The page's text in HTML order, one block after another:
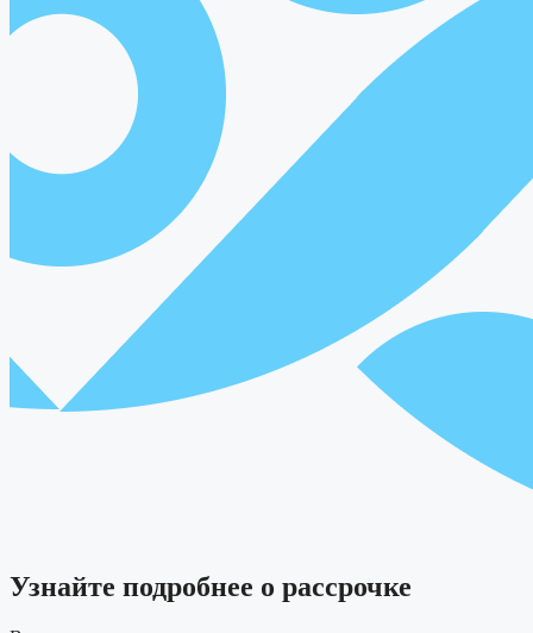
Узнайте подробнее о рассрочке